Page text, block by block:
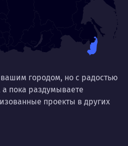
городом, но с радостью
пока раздумываете
проекты в других